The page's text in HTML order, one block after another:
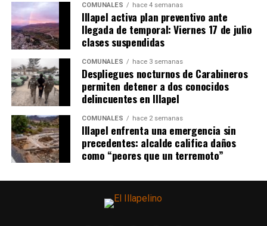
COMUNALES hace 4 semanas
Illapel activa plan preventivo ante
llegada de temporal: Viernes 17 de julio
clases suspendidas
COMUNALES hace 3 semanas
Despliegues nocturnos de Carabineros
permiten detener a dos conocidos
delincuentes en Illapel
COMUNALES hace 2 semanas
Illapel enfrenta una emergencia sin
precedentes: alcalde califica daños
como “peores que un terremoto”